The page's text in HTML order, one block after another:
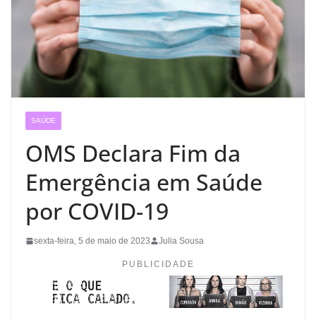
SAÚDE
OMS Declara Fim da
Emergência em Saúde
por COVID-19
sexta-feira, 5 de maio de 2023 Julia Sousa
PUBLICIDADE